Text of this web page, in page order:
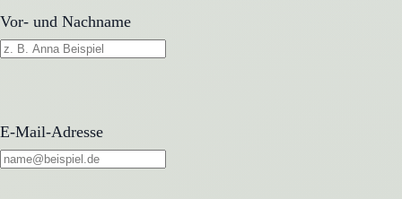
Vor- und Nachname
E-Mail-Adresse